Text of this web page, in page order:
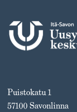
Puistokatu 1
57100 Savonlinna